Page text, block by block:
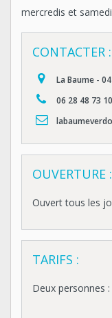
mercredis et
CONTACTER
La Baume -
06 28 48 73 10
OUVERTURE :
Ouvert tous les
TARIFS :
Deux personnes